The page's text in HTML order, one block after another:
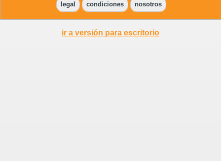
legal condiciones nosotros
ir a versión para escritorio